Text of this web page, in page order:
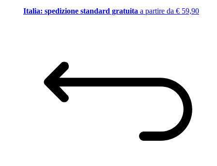
Italia: spedizione standard gratuita a partire da € 59,90